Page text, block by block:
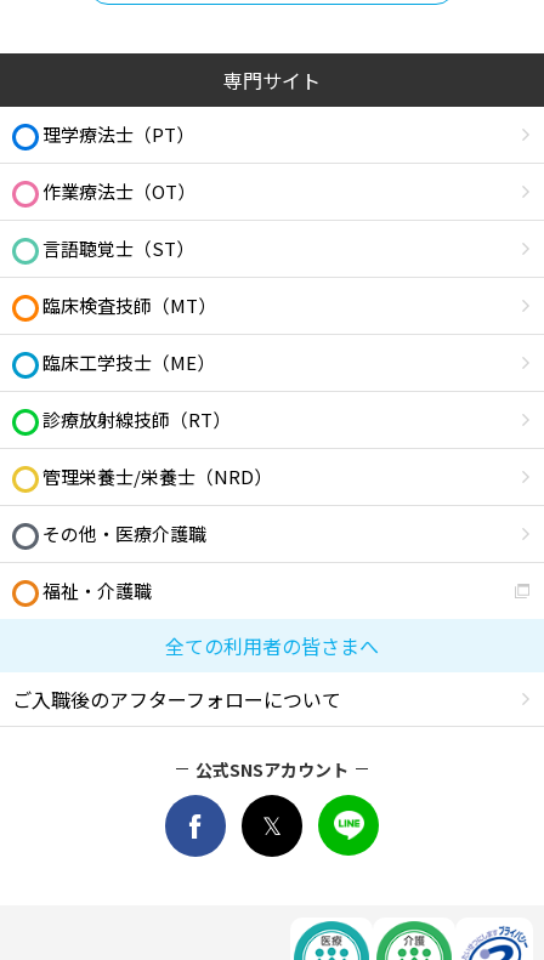
専門サイト
理学療法士（PT）
作業療法士（OT）
言語聴覚士（ST）
臨床検査技師（MT）
臨床工学技士（ME）
診療放射線技師（RT）
管理栄養士/栄養士（NRD）
その他・医療介護職
福祉・介護職
全ての利用者の皆さまへ
ご入職後のアフターフォローについて
公式SNSアカウント